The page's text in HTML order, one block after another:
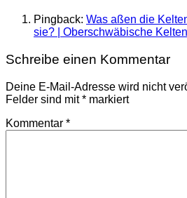
Pingback: Was aßen die
sie? | Oberschwäbische
Schreibe einen Kommentar
Deine E-Mail-Adresse wird nicht
Felder sind mit* markiert
Kommentar *